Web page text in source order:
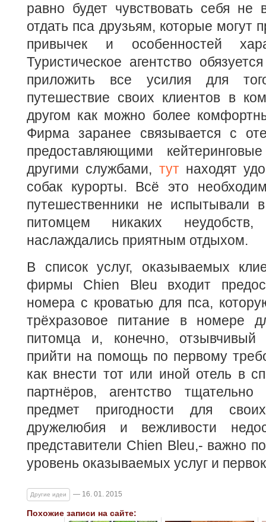
равно будет чувствовать себя не
отдать пса друзьям, которые могут
привычек и особенностей
Туристическое агентство
приложить все усилия для
путешествие своих клиентов в
другом как можно более
Фирма заранее связывается с
предоставляющими
другими службами, тутнаходят
собак курорты. Всё это
путешественники не испытывали
питомцем никаких
наслаждались приятным отдыхом.
В список услуг, оказываемых
фирмы Chien Bleu входит
номера с кроватью для пса,
трёхразовое питание в номере
питомца и, конечно, отзывчивый
прийти на помощь по первому
как внести тот или иной отель в
партнёров, агентство
предмет пригодности для
дружелюбия и вежливости
представители Chien Bleu,- важно
уровень оказываемых услуг и
Другие идеи — 16. 01. 2015
Похожие записи на сайте: